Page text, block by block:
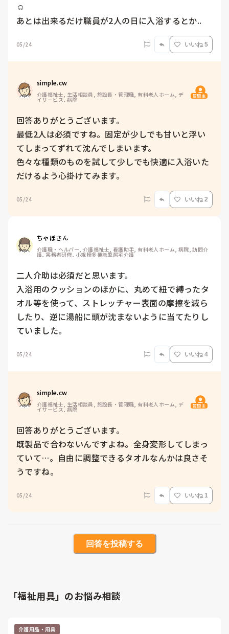
☺️
あとは出来るだけ職員が2人の日に入浴するとか..
05/24 いいね 5
simple.cw
介護福祉士, 生活相談員, 施設長・管理職, 有料老人ホーム, デ
イサービス, 病院 質問主
回答ありがとうございます。
最低2人は必須ですね。固定が少しでも甘いと浮い
てしまってずれて沈んでしまいます。
色々な種類のものを試して少しでも快適に入浴いた
だけるよう心掛けてみます。
05/24 いいね 2
ちゃぼさん
介護職・ヘルパー, 介護福祉士, 看護助手, 有料老人ホーム, 病院, 訪問介
護, 実務者研修, 小規模多機能型居宅介護
二人介助は必須だと思います。
入浴用のクッションのほかに、丸めて紐で縛ったタ
オル等を使って、ストレッチャー表面の摩擦を減ら
したり、逆に湯船に頭が沈まないように当てたりし
ていました。
05/24 いいね 4
simple.cw
介護福祉士, 生活相談員, 施設長・管理職, 有料老人ホーム, デ
イサービス, 病院 質問主
回答ありがとうございます。
既製品で合わないんですよね。全身変形してしまっ
ていて…。自由に調整できるタオルなんかは良さそ
うですね。
05/24 いいね 1
回答を投稿する
「福祉用具」のお悩み相談
介護用品・用具